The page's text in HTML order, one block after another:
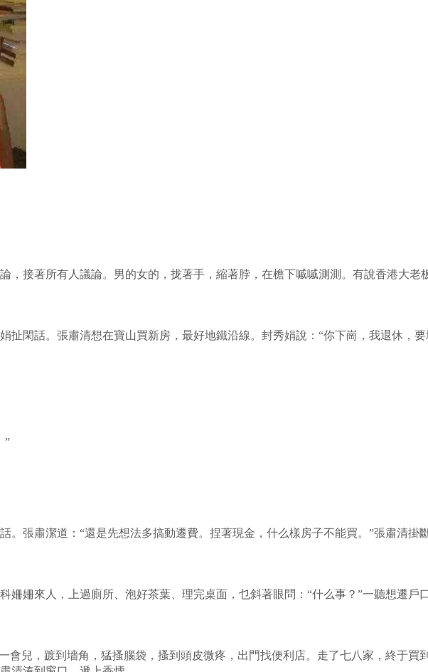
，接著所有人議論。男的女的，拢著手，縮著脖，在檐下嘁嘁測測。有說香港大老
扯閑話。張肅清想在寶山買新房，最好地鐵沿線。封秀娟說：“你下崗，我退休，要
”
。張肅潔道：“還是先想法多搞動遷費。捏著現金，什么樣房子不能買。”張肅清掛
姍姍來人，上過廁所、泡好茶葉、理完桌面，乜斜著眼問：“什么事？”一聽想遷戶
會兒，踱到墻角，猛搔腦袋，搔到頭皮微疼，出門找便利店。走了七八家，終于買